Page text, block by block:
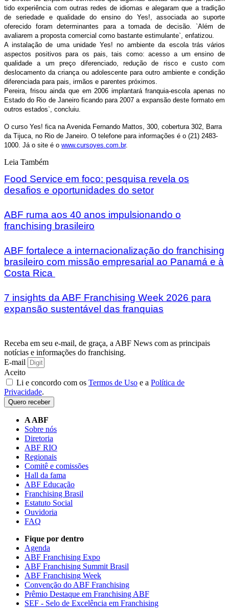
tido experiência com outras redes de idiomas e alegaram que a tradição
de seriedade e qualidade do ensino do Yes!, associada ao suporte
oferecido foram determinantes para a tomada de decisão. `Além de
avaliarem a proposta comercial como bastante estimulante`, enfatizou.
A instalação de uma unidade Yes! no ambiente da escola trás vários
aspectos positivos para os pais, tais como: acesso a um ensino de
qualidade a um preço diferenciado, redução de risco e custo com
deslocamento da criança ou adolescente para outro ambiente e condição
diferenciada para pais, irmãos e parentes próximos.
Pereira, frisou ainda que em 2006 implantará franquia-escola apenas no
Estado do Rio de Janeiro ficando para 2007 a expansão deste formato em
outros estados`, concluiu.
O curso Yes! fica na Avenida Fernando Mattos, 300, cobertura 302, Barra
da Tijuca, no Rio de Janeiro. O telefone para informações é o (21) 2483-
1000. Já o site é o www.cursoyes.com.br.
Leia Também
Food Service em foco: pesquisa revela os
desafios e oportunidades do setor
ABF ruma aos 40 anos impulsionando o
franchising brasileiro
ABF fortalece a internacionalização do franchising
brasileiro com missão empresarial ao Panamá e à
Costa Rica
7 insights da ABF Franchising Week 2026 para
expansão sustentável das franquias
Receba em seu e-mail, de graça, a ABF News com as principais
notícias e informações do franchising.
E-mail
Aceito
Li e concordo com os Termos de Uso e a Política de
Privacidade.
Quero receber
A ABF
Sobre nós
Diretoria
ABF RIO
Regionais
Comitê e comissões
Hall da fama
ABF Educação
Franchising Brasil
Estatuto Social
Ouvidoria
FAQ
Fique por dentro
Agenda
ABF Franchising Expo
ABF Franchising Summit Brasil
ABF Franchising Week
Convenção do ABF Franchising
Prêmio Destaque em Franchising ABF
SEF - Selo de Excelência em Franchising